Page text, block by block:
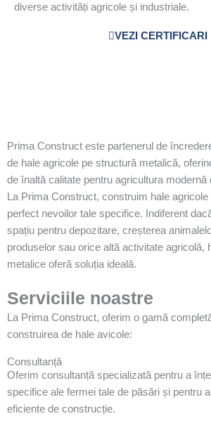
diverse activități agricole și industriale.
VEZI CERTIFICARI
Prima Construct este partenerul de
de hale agricole pe structură metalică,
de înaltă calitate pentru agricultura modernă
La Prima Construct, construim hale
perfect nevoilor tale specifice. Indiferent
spațiu pentru depozitare, creșterea
produselor sau orice altă activitate agricolă,
metalice oferă soluția ideală.
Serviciile noastre
La Prima Construct, oferim o gamă
construirea de hale avicole:
Consultanță
Oferim consultanță specializată pentru a
specifice ale fermei tale de păsări și pentru
eficiente de construcție.